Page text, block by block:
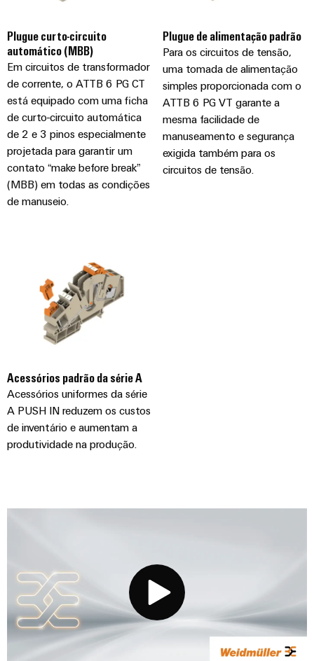
Plugue curto-circuito
automático (MBB)
Em circuitos de transformador
de corrente, o ATTB 6 PG CT
está equipado com uma ficha
de curto-circuito automática
de 2 e 3 pinos especialmente
projetada para garantir um
contato “make before break”
(MBB) em todas as condições
de manuseio.
Plugue de alimentação padrão
Para os circuitos de tensão,
uma tomada de alimentação
simples proporcionada com o
ATTB 6 PG VT garante a
mesma facilidade de
manuseamento e segurança
exigida também para os
circuitos de tensão.
Acessórios padrão da série A
Acessórios uniformes da série
A PUSH IN reduzem os custos
de inventário e aumentam a
produtividade na produção.